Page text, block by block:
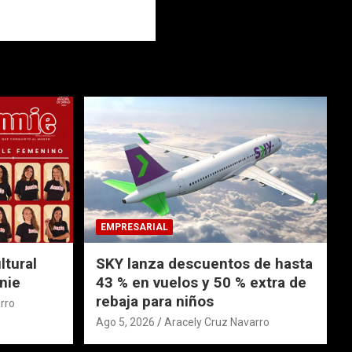
EMPRESARIAL
SKY lanza descuentos de hasta
43 % en vuelos y 50 % extra de
rebaja para niños
Ago 5, 2026 Aracely Cruz Navarro